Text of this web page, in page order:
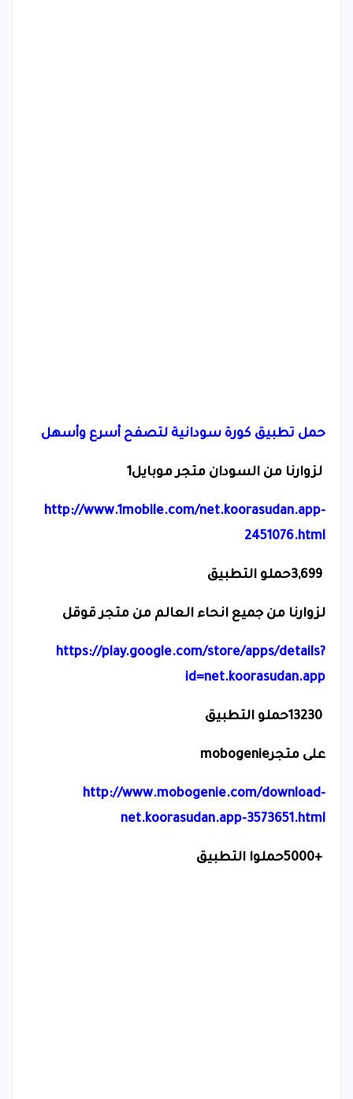
حمل تطبيق كورة سودانية لتصفح أسرع وأسهل
لزوارنا من السودان متجر موبايل1
http://www.1mobile.com/net.koorasudan.app-
2451076.html
3,699حملو التطبيق
لزوارنا من جميع انحاء العالم من متجر قوقل
https://play.google.com/store/apps/details?
id=net.koorasudan.app
13230حملو التطبيق
على متجرmobogenie
http://www.mobogenie.com/download-
net.koorasudan.app-3573651.html
5000+حملوا التطبيق